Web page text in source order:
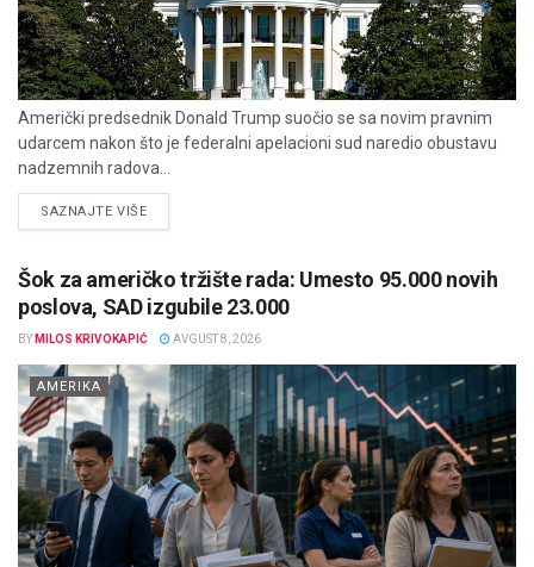
Američki predsednik Donald Trump suočio se sa novim pravnim
udarcem nakon što je federalni apelacioni sud naredio obustavu
nadzemnih radova...
SAZNAJTE VIŠEDETAILS
Šok za američko tržište rada: Umesto 95.000 novih
poslova, SAD izgubile 23.000
BY MILOS KRIVOKAPIĆ AVGUST 8, 2026
AMERIKA